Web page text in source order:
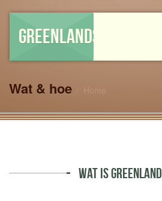
GREENLANDSHOP
Wat & hoe Home
WAT IS